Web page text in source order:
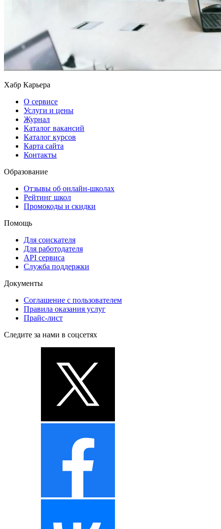
Хабр Карьера
О сервисе
Услуги и цены
Журнал
Каталог вакансий
Каталог курсов
Карта сайта
Контакты
Образование
Отзывы об онлайн-школах
Рейтинг школ
Промокоды и скидки
Помощь
Для соискателя
Для работодателя
API сервиса
Служба поддержки
Документы
Соглашение с пользователем
Правила оказания услуг
Прайс-лист
Следите за нами в соцсетях